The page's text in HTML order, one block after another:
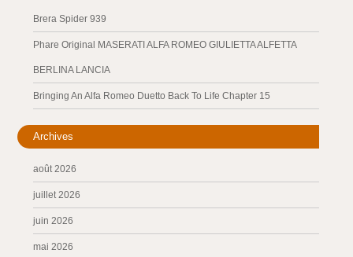
Brera Spider 939
Phare Original MASERATI ALFA ROMEO GIULIETTA ALFETTA
BERLINA LANCIA
Bringing An Alfa Romeo Duetto Back To Life Chapter 15
Archives
août 2026
juillet 2026
juin 2026
mai 2026